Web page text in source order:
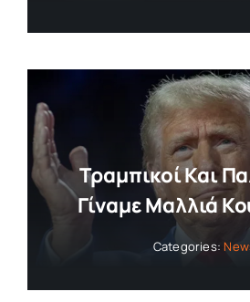
Τραμπικοί Και
Γίναμε Μαλλιά
Categories: